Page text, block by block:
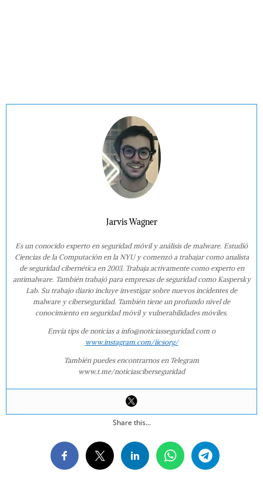
Jarvis Wagner
Es un conocido experto en seguridad móvil y análisis de malware. Estudió
Ciencias de la Computación en la NYU y comenzó a trabajar como analista
de seguridad cibernética en 2003. Trabaja activamente como experto en
antimalware. También trabajó para empresas de seguridad como Kaspersky
Lab. Su trabajo diario incluye investigar sobre nuevos incidentes de
malware y ciberseguridad. También tiene un profundo nivel de
conocimiento en seguridad móvil y vulnerabilidades móviles.
Envía tips de noticias a info@noticiasseguridad.com o
www.instagram.com/iicsorg/
También puedes encontrarnos en Telegram
www.t.me/noticiasciberseguridad
Share this...